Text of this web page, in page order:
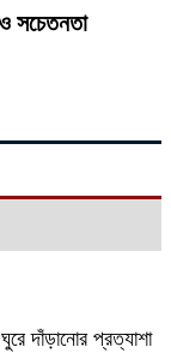
ও সচেতনতা
দাঁড়ানোর প্রত্যাশা